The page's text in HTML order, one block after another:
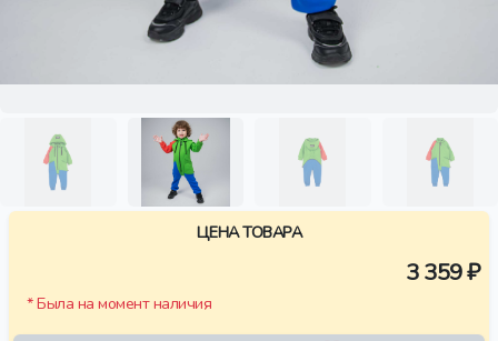
ЦЕНА ТОВАРА
3 359 ₽
* Была на момент наличия